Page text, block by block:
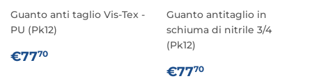
Guanto anti taglio Vis-Tex -
PU (Pk12)
PREZZO
€7770
Guanto antitaglio in
schiuma di nitrile 3/4
(Pk12)
PREZZO
€7770